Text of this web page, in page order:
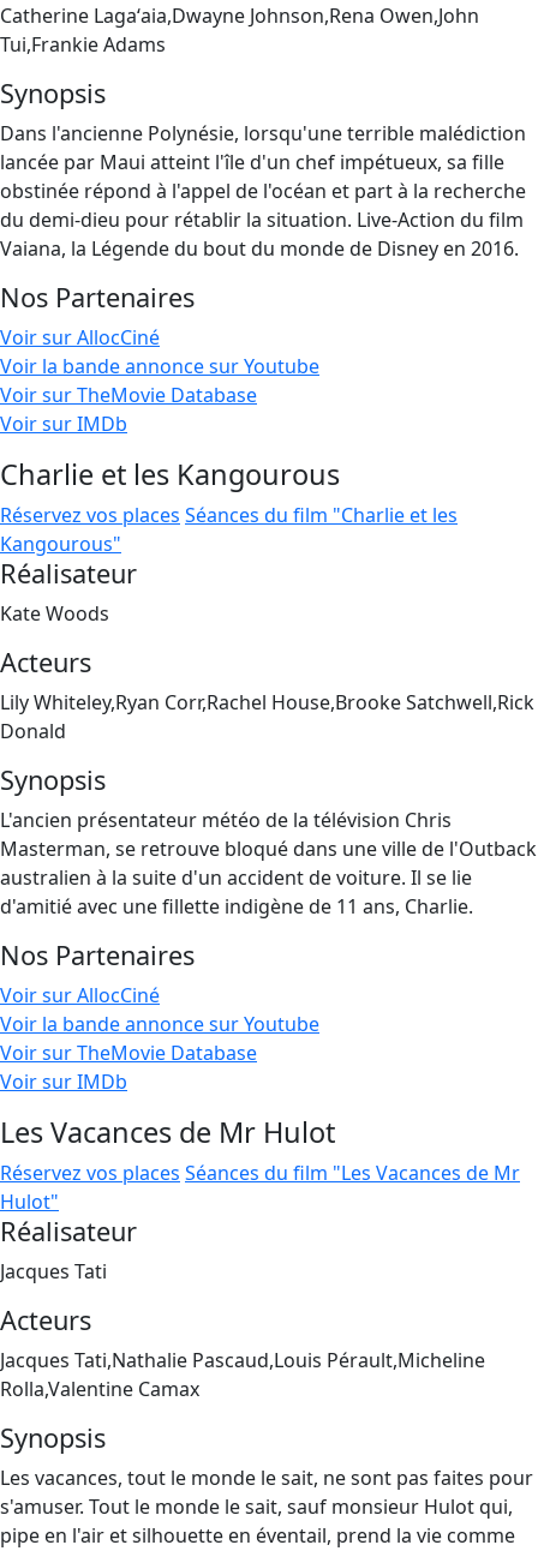
Catherine Lagaʻaia,Dwayne Johnson,Rena Owen,John
Tui,Frankie Adams
Synopsis
Dans l'ancienne Polynésie, lorsqu'une terrible malédiction
lancée par Maui atteint l'île d'un chef impétueux, sa fille
obstinée répond à l'appel de l'océan et part à la recherche
du demi-dieu pour rétablir la situation. Live-Action du film
Vaiana, la Légende du bout du monde de Disney en 2016.
Nos Partenaires
Voir sur AllocCiné
Voir la bande annonce sur Youtube
Voir sur TheMovie Database
Voir sur IMDb
Charlie et les Kangourous
Réservez vos places Séances du film "Charlie et les
Kangourous"
Réalisateur
Kate Woods
Acteurs
Lily Whiteley,Ryan Corr,Rachel House,Brooke Satchwell,Rick
Donald
Synopsis
L'ancien présentateur météo de la télévision Chris
Masterman, se retrouve bloqué dans une ville de l'Outback
australien à la suite d'un accident de voiture. Il se lie
d'amitié avec une fillette indigène de 11 ans, Charlie.
Nos Partenaires
Voir sur AllocCiné
Voir la bande annonce sur Youtube
Voir sur TheMovie Database
Voir sur IMDb
Les Vacances de Mr Hulot
Réservez vos places Séances du film "Les Vacances de Mr
Hulot"
Réalisateur
Jacques Tati
Acteurs
Jacques Tati,Nathalie Pascaud,Louis Pérault,Micheline
Rolla,Valentine Camax
Synopsis
Les vacances, tout le monde le sait, ne sont pas faites pour
s'amuser. Tout le monde le sait, sauf monsieur Hulot qui,
pipe en l'air et silhouette en éventail, prend la vie comme